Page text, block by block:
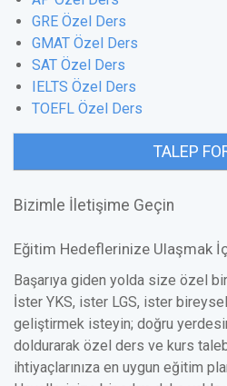
GRE Özel Ders
GMAT Özel Ders
SAT Özel Ders
IELTS Özel Ders
TOEFL Özel Ders
TALEP
Bizimle İletişime Geçin
Eğitim Hedeflerinize Ulaşmak
Başarıya giden yolda size özel
İster YKS, ister LGS, ister
geliştirmek isteyin; doğru
doldurarak özel ders ve kurs
ihtiyaçlarınıza en uygun eğitim